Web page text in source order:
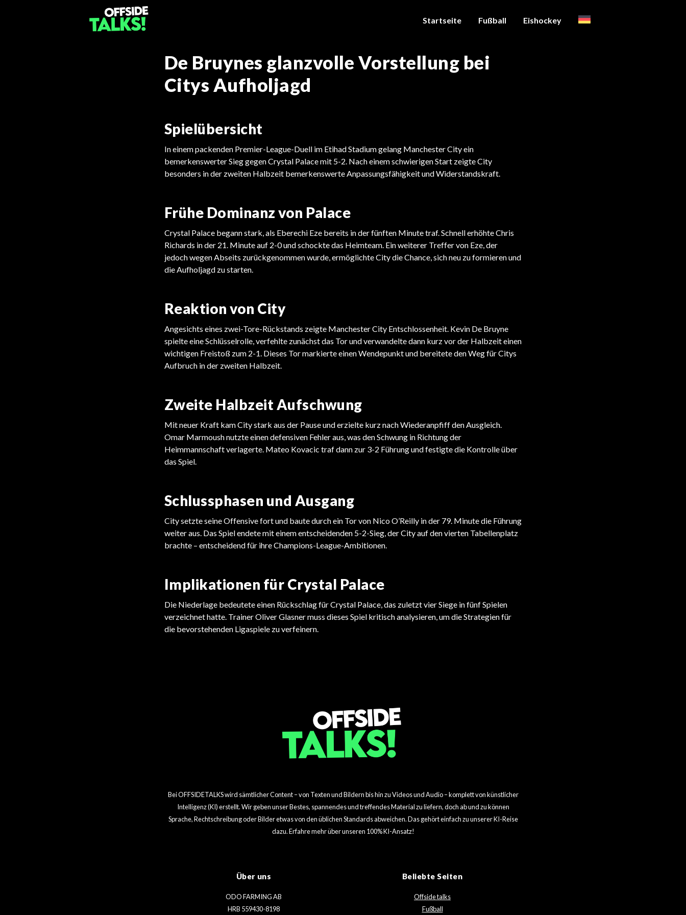
Startseite Fußball Eishockey
De Bruynes glanzvolle Vorstellung bei
Citys Aufholjagd
Spielübersicht
In einem packenden Premier-League-Duell im Etihad Stadium gelang Manchester City ein
bemerkenswerter Sieg gegen Crystal Palace mit 5-2. Nach einem schwierigen Start zeigte City
besonders in der zweiten Halbzeit bemerkenswerte Anpassungsfähigkeit und Widerstandskraft.
Frühe Dominanz von Palace
Crystal Palace begann stark, als Eberechi Eze bereits in der fünften Minute traf. Schnell erhöhte Chris
Richards in der 21. Minute auf 2-0 und schockte das Heimteam. Ein weiterer Treffer von Eze, der
jedoch wegen Abseits zurückgenommen wurde, ermöglichte City die Chance, sich neu zu formieren und
die Aufholjagd zu starten.
Reaktion von City
Angesichts eines zwei-Tore-Rückstands zeigte Manchester City Entschlossenheit. Kevin De Bruyne
spielte eine Schlüsselrolle, verfehlte zunächst das Tor und verwandelte dann kurz vor der Halbzeit einen
wichtigen Freistoß zum 2-1. Dieses Tor markierte einen Wendepunkt und bereitete den Weg für Citys
Aufbruch in der zweiten Halbzeit.
Zweite Halbzeit Aufschwung
Mit neuer Kraft kam City stark aus der Pause und erzielte kurz nach Wiederanpfiff den Ausgleich.
Omar Marmoush nutzte einen defensiven Fehler aus, was den Schwung in Richtung der
Heimmannschaft verlagerte. Mateo Kovacic traf dann zur 3-2 Führung und festigte die Kontrolle über
das Spiel.
Schlussphasen und Ausgang
City setzte seine Offensive fort und baute durch ein Tor von Nico O’Reilly in der 79. Minute die Führung
weiter aus. Das Spiel endete mit einem entscheidenden 5-2-Sieg, der City auf den vierten Tabellenplatz
brachte – entscheidend für ihre Champions-League-Ambitionen.
Implikationen für Crystal Palace
Die Niederlage bedeutete einen Rückschlag für Crystal Palace, das zuletzt vier Siege in fünf Spielen
verzeichnet hatte. Trainer Oliver Glasner muss dieses Spiel kritisch analysieren, um die Strategien für
die bevorstehenden Ligaspiele zu verfeinern.
PREMIER LEAGUE
Bei OFFSIDETALKS wird sämtlicher Content – von Texten und Bildern bis hin zu Videos und Audio – komplett von künstlicher
Intelligenz (KI) erstellt. Wir geben unser Bestes, spannendes und treffendes Material zu liefern, doch ab und zu können
Sprache, Rechtschreibung oder Bilder etwas von den üblichen Standards abweichen. Das gehört einfach zu unserer KI-Reise
dazu. Erfahre mehr über unseren 100% KI-Ansatz!
Über uns
ODO FARMING AB
HRB 559430-8198
Beliebte Seiten
Offside talks
Fußball